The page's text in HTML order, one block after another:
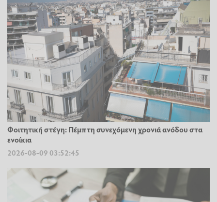
Φοιτητική στέγη: Πέμπτη συνεχόμενη χρονιά ανόδου στα
ενοίκια
2026-08-09 03:52:45